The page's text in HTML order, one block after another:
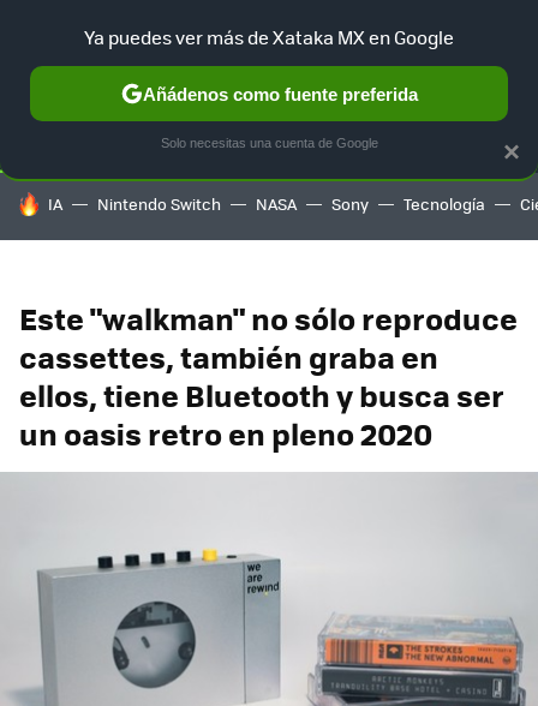
SELECCIÓN GAMING HOME AUTO TERRITORIO
HOY SE HABLA DE
IA Nintendo Switch NASA Sony Tecnología
Este "walkman" no sólo reproduce
cassettes, también graba en
ellos, tiene Bluetooth y busca ser
un oasis retro en pleno 2020
×
Ya puedes ver más de Xataka MX en Google
Añádenos como fuente preferida
Solo necesitas una cuenta de Google